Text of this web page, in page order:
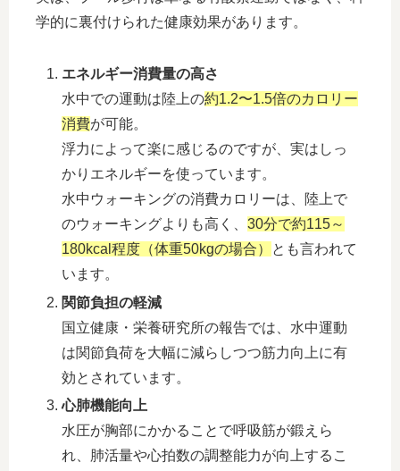
学的に裏付けられた健康効果があります。
エネルギー消費量の高さ
水中での運動は陸上の約1.2〜1.5倍のカロリー
消費が可能。
浮力によって楽に感じるのですが、実はしっ
かりエネルギーを使っています。
水中ウォーキングの消費カロリーは、陸上で
のウォーキングよりも高く、30分で約115～
180kcal程度（体重50kgの場合）
とも言われて
います。
関節負担の軽減
国立健康・栄養研究所の報告では、水中運動
は関節負荷を大幅に減らしつつ筋力向上に有
効とされています。
心肺機能向上
水圧が胸部にかかることで呼吸筋が鍛えら
れ、肺活量や心拍数の調整能力が向上するこ